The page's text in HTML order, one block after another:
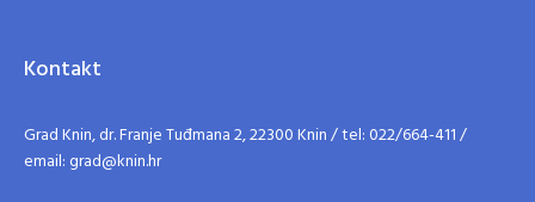
Kontakt
Grad Knin, dr. Franje Tuđmana 2, 22300 Knin / tel: 022/664-411 /
email: grad@knin.hr